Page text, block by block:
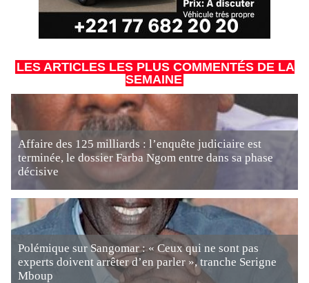
LES ARTICLES LES PLUS COMMENTÉS DE LA
SEMAINE
Affaire des 125 milliards : l’enquête judiciaire est
terminée, le dossier Farba Ngom entre dans sa phase
décisive
Polémique sur Sangomar : « Ceux qui ne sont pas
experts doivent arrêter d’en parler », tranche Serigne
Mboup